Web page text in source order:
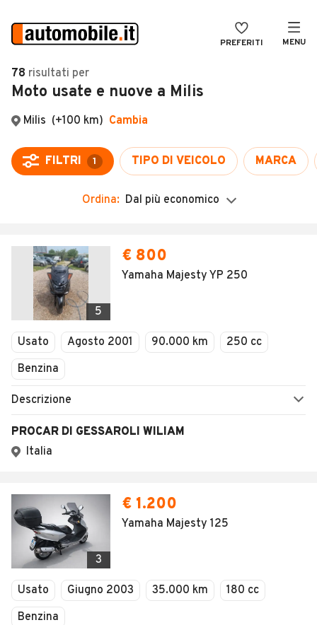
PREFERITI MENU
Auto
Auto usate
Auto Km 0
Auto Nuove
Noleggio a lungo termine
Moto
Camper
Veicoli Commerciali
Concessionari
VENDI
MAGAZINE
ACCEDI
78 risultati per
Moto usate e nuove a Milis
Ordina: Dal più economico
5
€ 800
Yamaha Majesty YP 250
Usato Agosto 2001 90.000 km
250 cc
Benzina
Descrizione
PROCAR DI GESSAROLI WILIAM
Italia
3
€ 1.200
Yamaha Majesty 125
Usato Giugno 2003 35.000 km
180 cc
Benzina